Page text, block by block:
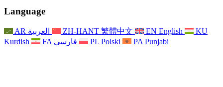
ਪਰਿਵਾਰਕ ਫੀਡਬੈਕ ਪ੍ਰਕਿਰਿਆ
ਨਿਊਜ਼ਲੈਟਰ
ਬਾਹਰ ਕੱਡਣਾ
ਪਰਿਵਾਰਾਂ ਲਈ ਮਨੋਵਿਗਿਆਨਕ ਸਹਾਇਤਾ
ਪਰਿਵਾਰਾਂ ਲਈ ਅੱਪਡੇਟ
ਘਟਨਾਵਾਂ
For Staff
ਸਟਾਫ ਲਈ ਸਹਾਇਤਾ
For Families
ਪਰਿਵਾਰਾਂ ਲਈ ਅੱਪਡੇਟ
ਘਟਨਾਵਾਂ
ਸੁਤੰਤਰ ਸਮੀਖਿਆ ਦੀ ਅੰਤਿਮ ਰਿਪੋਰਟ
ਸੁਤੰਤਰ ਸਮੀਖਿਆ ਦੀ ਪਹਿਲੀ ਰਿਪੋਰਟ
For Families
ਅੱਪਡੇਟ
Nottingham
ਪਰਿਵਾਰਕ ਮਨੋਵਿਗਿਆਨਕ ਸਹਾਇਤਾ ਸੇਵਾ
ਮਾਨਸਿਕ ਸਿਹਤ ਸੰਕਟ ਸਹਾਇਤਾ
ਖੇਤਰੀ ਸੇਵਾਵਾਂ ਨੌਟਿੰਘਮ
National
Language
AR العربية ZH-HANT 繁體中文 EN English
KU
Kurdish
FA فارسی PL Polski PA Punjabi